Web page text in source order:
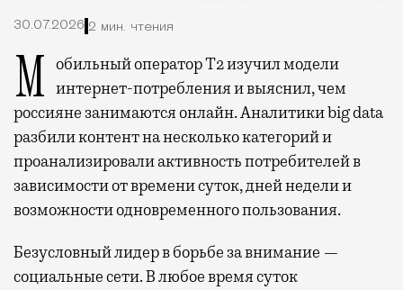
30.07.2026 2 мин. чтения
Мобильный оператор Т2 изучил модели интернет-потребления и выяснил, чем
россияне занимаются онлайн. Аналитики big data
разбили контент на несколько категорий и
проанализировали активность потребителей в
зависимости от времени суток, дней недели и
возможности одновременного пользования.
Безусловный лидер в борьбе за внимание —
социальные сети. В любое время суток